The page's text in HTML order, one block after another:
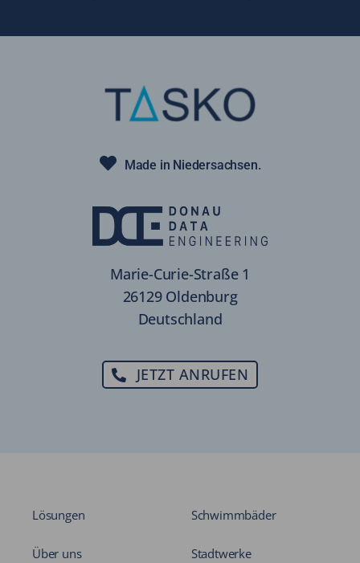
Made in Niedersachsen.
Marie-Curie-Straße 1
26129 Oldenburg
Deutschland
JETZT ANRUFEN
Lösungen
Über uns
Schwimmbäder
Stadtwerke